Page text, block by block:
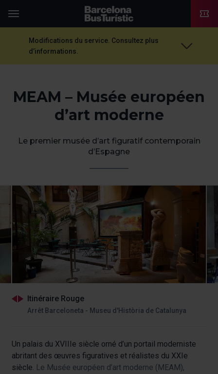
TMB-OCI
Modifications du service. Consultez plus
d’informations.
MEAM – Musée européen
d’art moderne
Le premier musée d’art figuratif contemporain
d’Espagne
Itinéraire Rouge
Arrêt Barceloneta - Museu d'Història de Catalunya
Un palais du XVIIIe siècle orné d’un portail moderniste
abritant des œuvres figuratives et réalistes du XXIe
siècle. Le Musée européen d’art moderne (MEAM),